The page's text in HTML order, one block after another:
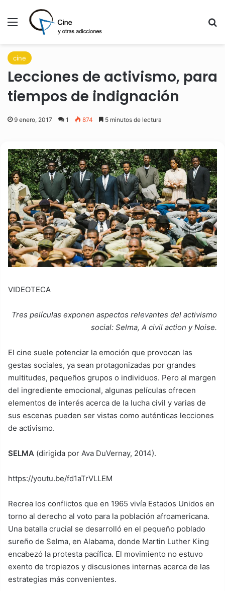
Menú
cine
Lecciones de activismo, para
tiempos de indignación
9 enero, 2017 1 874 5 minutos de lectura
VIDEOTECA
Tres películas exponen aspectos relevantes del activismo
social: Selma, A civil action y Noise.
El cine suele potenciar la emoción que provocan las
gestas sociales, ya sean protagonizadas por grandes
multitudes, pequeños grupos o individuos. Pero al margen
del ingrediente emocional, algunas películas ofrecen
elementos de interés acerca de la lucha civil y varias de
sus escenas pueden ser vistas como auténticas lecciones
de activismo.
SELMA (dirigida por Ava DuVernay, 2014).
https://youtu.be/fd1aTrVLLEM
Recrea los conflictos que en 1965 vivía Estados Unidos en
torno al derecho al voto para la población afroamericana.
Una batalla crucial se desarrolló en el pequeño poblado
sureño de Selma, en Alabama, donde Martin Luther King
encabezó la protesta pacífica. El movimiento no estuvo
exento de tropiezos y discusiones internas acerca de las
estrategias más convenientes.